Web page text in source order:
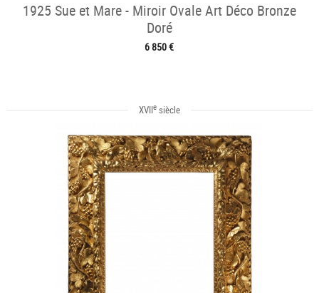
1925 Sue et Mare - Miroir Ovale Art Déco Bronze
Doré
6 850 €
XVIIesiècle